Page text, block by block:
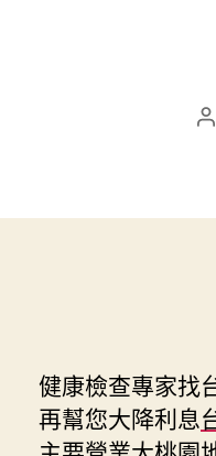
文
健康檢查專家找
再幫您大降利息